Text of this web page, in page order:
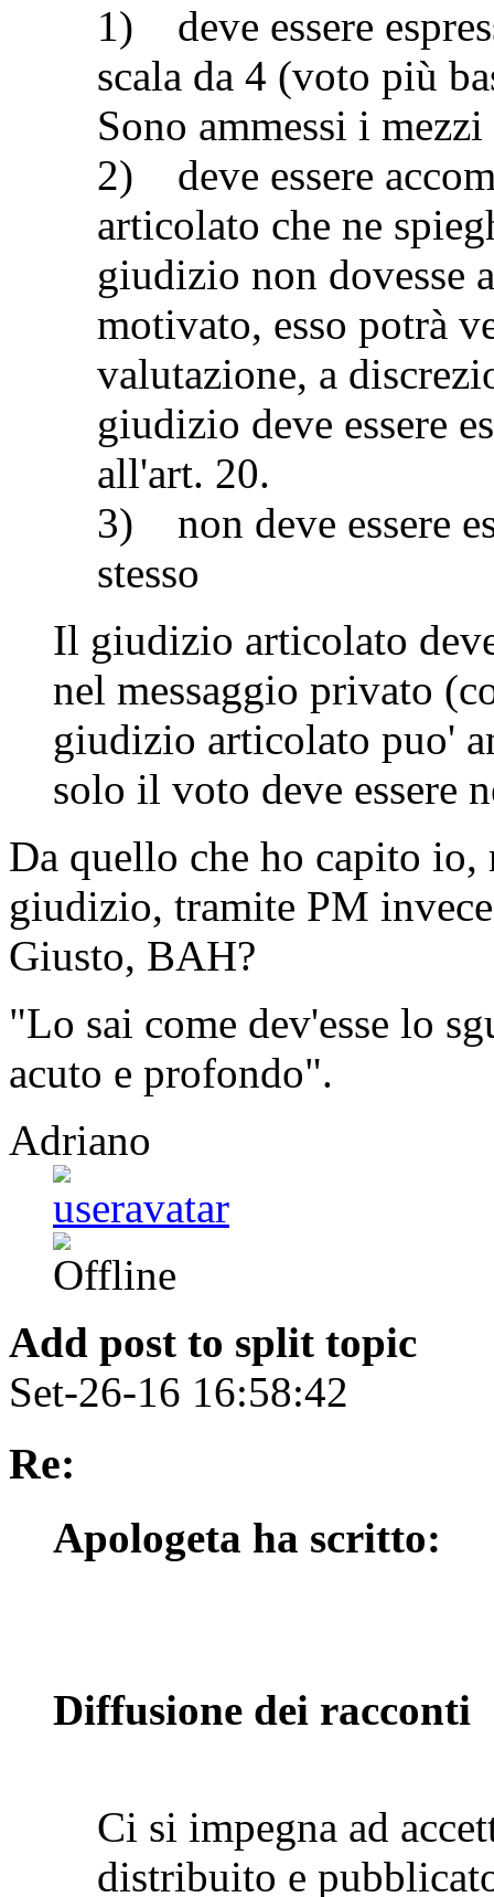
1) deve essere
scala da 4 (voto più
Sono ammessi i
2) deve essere
articolato che ne
giudizio non dovesse
motivato, esso potrà
valutazione, a
giudizio deve essere
all'art. 20.
3) non deve essere
stesso
Il giudizio articolato
nel messaggio privato
giudizio articolato puo'
solo il voto deve essere
Da quello che ho capito
giudizio, tramite PM
Giusto, BAH?
"Lo sai come dev'esse lo
acuto e profondo".
Adriano
Add post to split topic
Set-26-16 16:58:42
Re:
Apologeta ha scritto:
Diffusione dei racconti
Ci si impegna ad
distribuito e